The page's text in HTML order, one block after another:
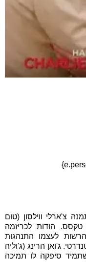
צ'ארלי ווילסון (טום
הודות לכריזמה
להרשות לעצמו התנהגות
ג'ואן הרינג (ג'וליה
סיפקה לו תמיכה